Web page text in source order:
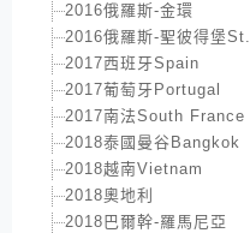
2016俄羅斯-金環
2016俄羅斯-聖彼得堡St.
2017西班牙Spain
2017葡萄牙Portugal
2017南法South France
2018泰國曼谷Bangkok
2018越南Vietnam
2018奧地利
2018巴爾幹-羅馬尼亞